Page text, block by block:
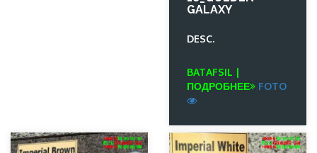
GALAXY
DESC.
BATAFSIL |
ПОДРОБНЕЕ
FOTO